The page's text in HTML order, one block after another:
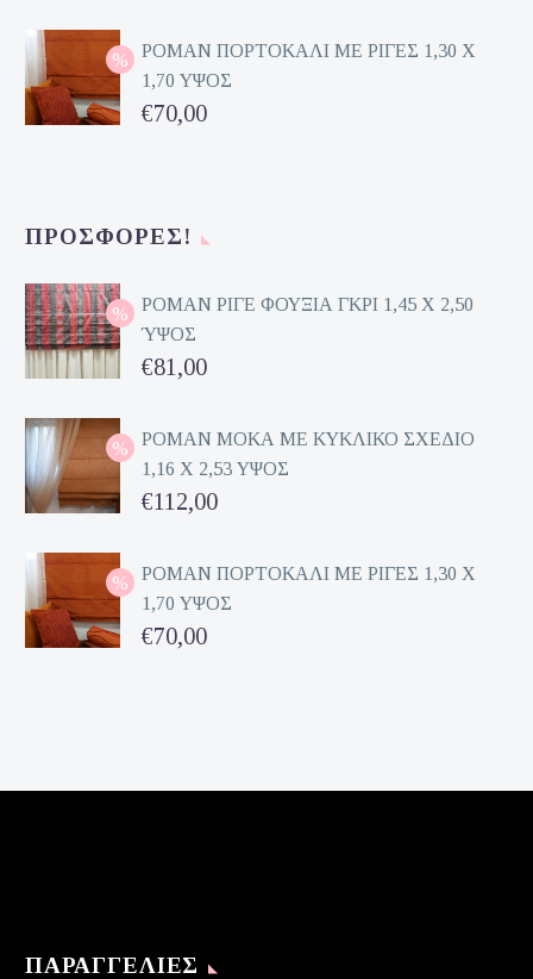
was:
€224,00.
τρέχουσα
τιμή
είναι:
ΡΟΜΑΝ ΠΟΡΤΟΚΑΛΙ ΜΕ ΡΙΓΕΣ 1,30 Χ
1,70 ΥΨΟΣ
Original
€70,00
ΠΡΟΣΦΟΡΈΣ!
ΡΟΜΑΝ ΡΙΓΕ ΦΟΥΞΙΑ ΓΚΡΙ 1,45 Χ 2,50
ΎΨΟΣ
Original
was:
€162,00.
€81,00
τρέχουσα
τιμή
είναι:
ΡΟΜΑΝ ΜΟΚΑ ΜΕ ΚΥΚΛΙΚΟ ΣΧΕΔΙΟ
1,16 Χ 2,53 ΥΨΟΣ
Original
was:
€224,00.
€112,00
τρέχουσα
τιμή
είναι:
ΡΟΜΑΝ ΠΟΡΤΟΚΑΛΙ ΜΕ ΡΙΓΕΣ 1,30 Χ
1,70 ΥΨΟΣ
Original
€70,00
ΠΑΡΑΓΓΕΛΊΕΣ